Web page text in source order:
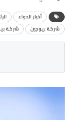
أخبار الدواء
شركة بيوجين
شركة